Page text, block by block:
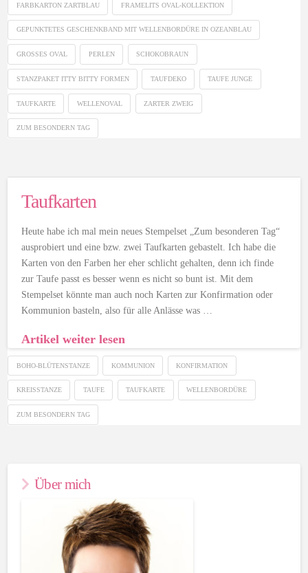
FARBKARTON ZARTBLAU FRAMELITS OVAL-KOLLEKTION
GEPUNKTETES GESCHENKBAND MIT WELLENBORDÜRE IN OZEANBLAU
GROSSES OVAL PERLEN SCHOKOBRAUN
STANZPAKET ITTY BITTY FORMEN TAUFDEKO TAUFE JUNGE
TAUFKARTE WELLENOVAL ZARTER ZWEIG
ZUM BESONDERN TAG
Taufkarten
Heute habe ich mal mein neues Stempelset „Zum besonderen Tag“
ausprobiert und eine bzw. zwei Taufkarten gebastelt. Ich habe die
Karten von den Farben her eher schlicht gehalten, denn ich finde
zur Taufe passt es besser wenn es nicht so bunt ist. Mit dem
Stempelset könnte man auch noch Karten zur Konfirmation oder
Kommunion basteln, also für alle Anlässe was …
Artikel weiter lesen
BOHO-BLÜTENSTANZE KOMMUNION KONFIRMATION
KREISSTANZE TAUFE TAUFKARTE WELLENBORDÜRE
ZUM BESONDERN TAG
Über mich